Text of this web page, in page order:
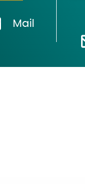
Mail